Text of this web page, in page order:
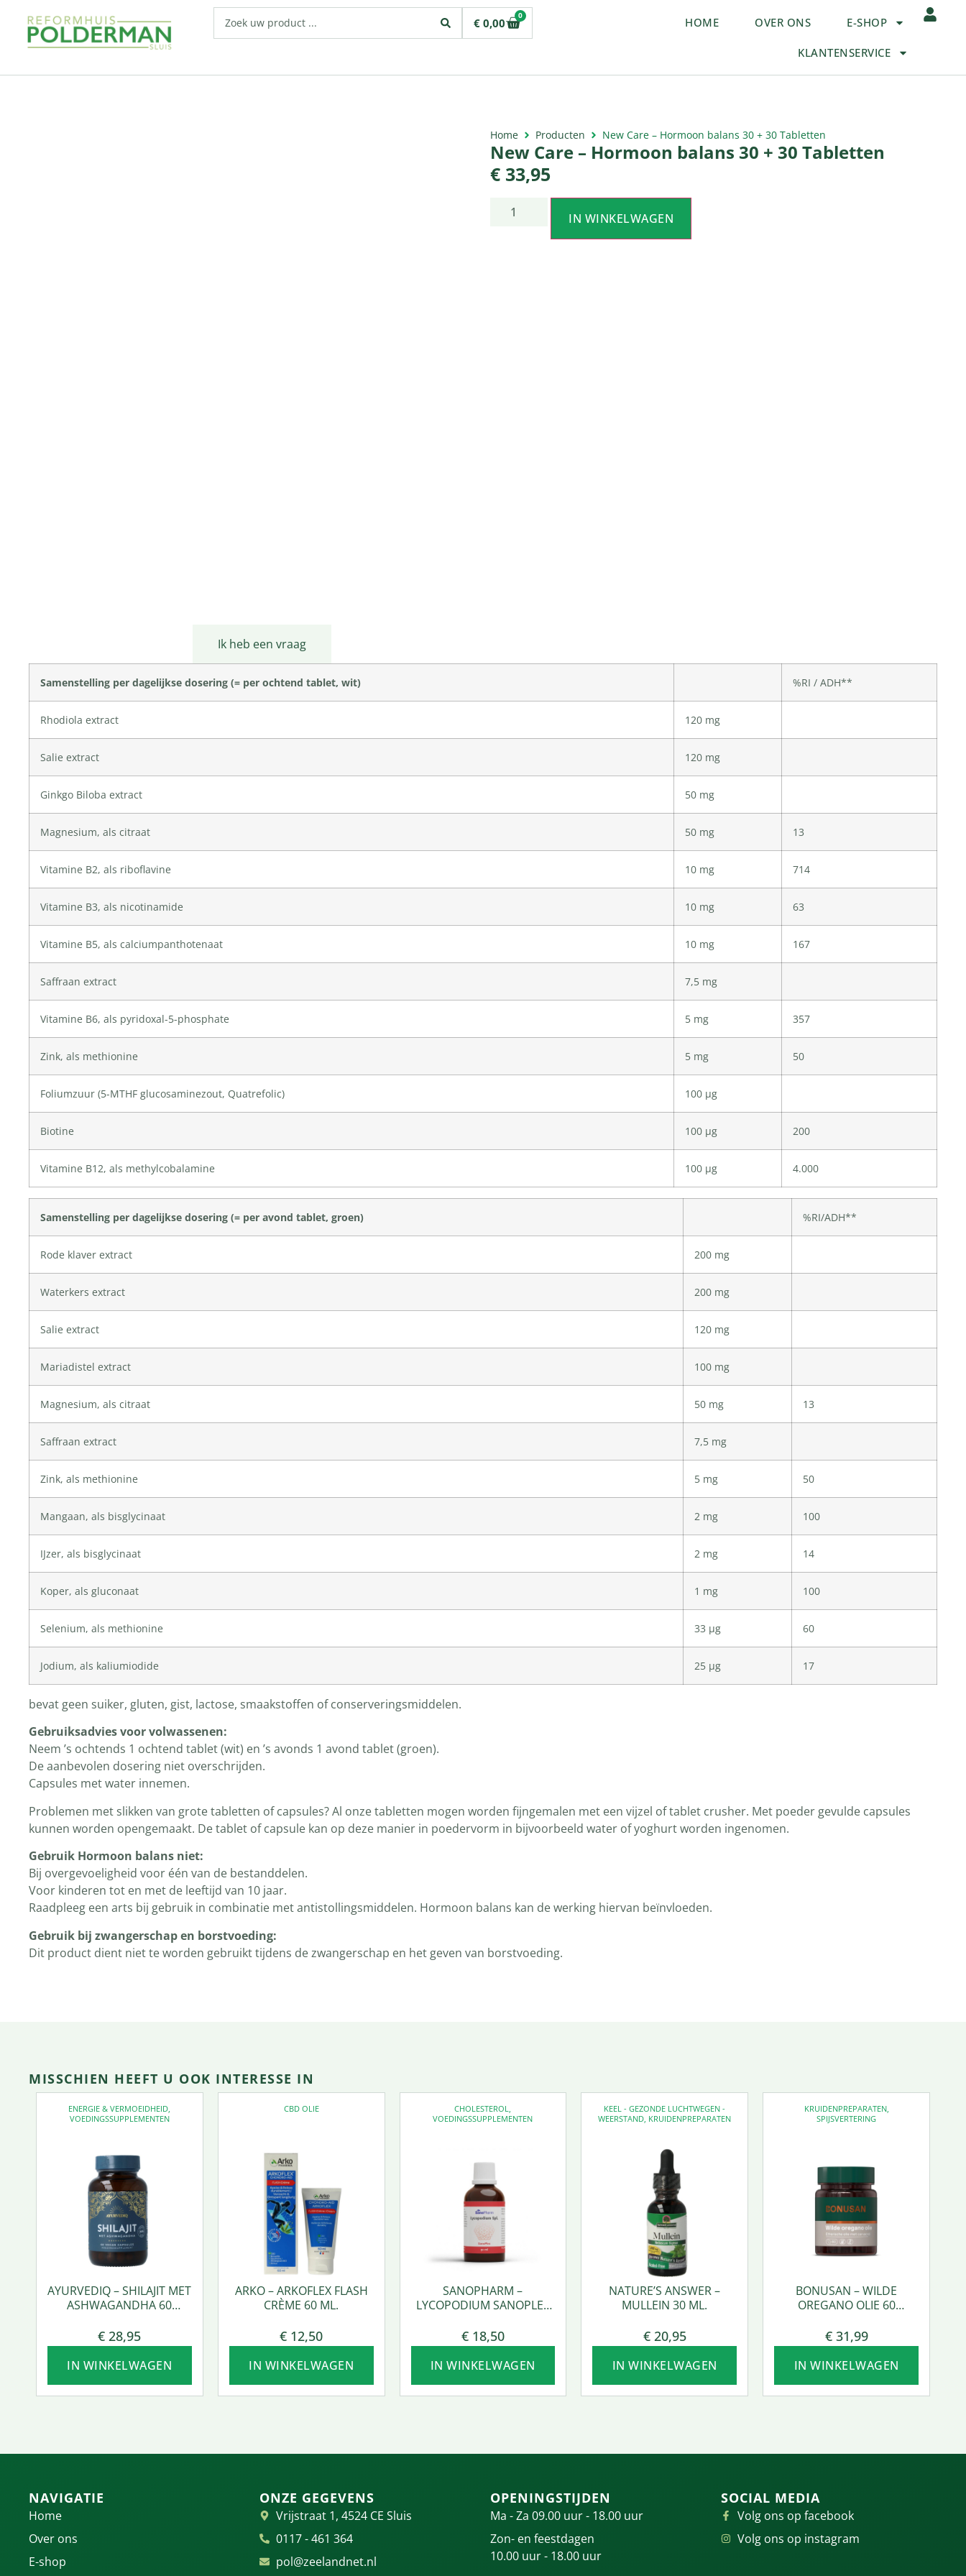
€ 0,00
0 HOME OVER ONS E-SHOP
KLANTENSERVICE
Home Producten New Care – Hormoon balans 30 + 30 Tabletten
New Care – Hormoon balans 30 + 30 Tabletten
€ 33,95
IN WINKELWAGEN
Ik heb een vraag
Samenstelling per dagelijkse dosering (= per ochtend tablet, wit) %RI / ADH**
Rhodiola extract 120 mg
Salie extract 120 mg
Ginkgo Biloba extract 50 mg
Magnesium, als citraat 50 mg 13
Vitamine B2, als riboflavine 10 mg 714
Vitamine B3, als nicotinamide 10 mg 63
Vitamine B5, als calciumpanthotenaat 10 mg 167
Saffraan extract 7,5 mg
Vitamine B6, als pyridoxal-5-phosphate 5 mg 357
Zink, als methionine 5 mg 50
Foliumzuur (5-MTHF glucosaminezout, Quatrefolic) 100 ­µg
Biotine 100 µg 200
Vitamine B12, als methylcobalamine 100 µg 4.000
Samenstelling per dagelijkse dosering (= per avond tablet, groen) %RI/ADH**
Rode klaver extract 200 mg
Waterkers extract 200 mg
Salie extract 120 mg
Mariadistel extract 100 mg
Magnesium, als citraat 50 mg 13
Saffraan extract 7,5 mg
Zink, als methionine 5 mg 50
Mangaan, als bisglycinaat 2 mg 100
IJzer, als bisglycinaat 2 mg 14
Koper, als gluconaat 1 mg 100
Selenium, als methionine 33 µg 60
Jodium, als kaliumiodide 25 µg 17
bevat geen suiker, gluten, gist, lactose, smaakstoffen of conserveringsmiddelen.
Gebruiksadvies voor volwassenen:
Neem ’s ochtends 1 ochtend tablet (wit) en ’s avonds 1 avond tablet (groen).
De aanbevolen dosering niet overschrijden.
Capsules met water innemen.
Problemen met slikken van grote tabletten of capsules? Al onze tabletten mogen worden fijngemalen met een vijzel of tablet crusher. Met poeder gevulde capsules
kunnen worden opengemaakt. De tablet of capsule kan op deze manier in poedervorm in bijvoorbeeld water of yoghurt worden ingenomen.
Gebruik Hormoon balans niet:
Bij overgevoeligheid voor één van de bestanddelen.
Voor kinderen tot en met de leeftijd van 10 jaar.
Raadpleeg een arts bij gebruik in combinatie met antistollingsmiddelen. Hormoon balans kan de werking hiervan beïnvloeden.
Gebruik bij zwangerschap en borstvoeding:
Dit product dient niet te worden gebruikt tijdens de zwangerschap en het geven van borstvoeding.
MISSCHIEN HEEFT U OOK INTERESSE IN
ENERGIE & VERMOEIDHEID
VOEDINGSSUPPLEMENTEN
AYURVEDIQ – SHILAJIT MET
ASHWAGANDHA 60
€ 28,95
IN WINKELWAGEN
CBD OLIE
ARKO – ARKOFLEX FLASH
CRÈME 60 ML.
€ 12,50
IN WINKELWAGEN
CHOLESTEROL
VOEDINGSSUPPLEMENTEN
SANOPHARM –
LYCOPODIUM SANOPLEX
€18,50
IN WINKELWAGEN
KEEL - GEZONDE LUCHTWEGEN -
WEERSTAND KRUIDENPREPARATEN
NATURE’S ANSWER –
MULLEIN 30 ML.
€20,95
IN WINKELWAGEN
KRUIDENPREPARATEN,
SPIJSVERTERING
BONUSAN – WILDE
OREGANO OLIE 60
€31,99
IN WINKELWAGEN
NAVIGATIE
Home
Over ons
E-shop
ONZE GEGEVENS
Vrijstraat 1, 4524 CE Sluis
0117 - 461 364
pol@zeelandnet.nl
OPENINGSTIJDEN
Ma - Za 09.00 uur - 18.00 uur
Zon- en feestdagen
10.00 uur - 18.00 uur
SOCIAL MEDIA
Volg ons op facebook
Volg ons op instagram